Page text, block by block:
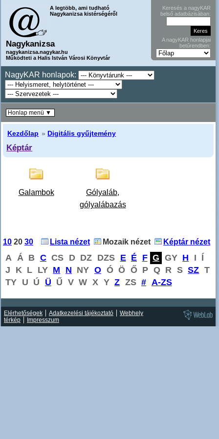
A legtöbb, ami tudható
Nagykanizsa kistérségéről
Nagykanizsa
nagykanizsa.nagykar.hu
Működteti a Halis István Városi Könyvtár
Keresés a nagyKAR
belső adatbázisában:
A nagyKAR honlapjai
betűrendben:
NagyKAR honlapok:
Kezdőlap » Digitális gyűjtemény
Képtár
Galambok
Gólyaláb,
gólyalábazás
10 20 30 Lista nézet Mozaik nézet Képtár nézet
A Á B C CS D DZ DZS E É F G GY H I Í
J
K L LY M N NY O Ó Ö Ő P Q R S SZ T
TY U Ú Ü Ű V W X Y Z ZS # A-ZS
Honlap menü ▼
Elérhetőségek Adatkezelési tájékoztató
Webhely
térkép
Impresszum